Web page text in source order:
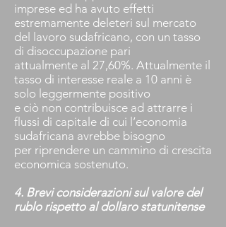
imprese ed ha avuto effetti
estremamente deleteri sul mercato
del lavoro sudafricano, con un tasso
di disoccupazione pari
attualmente al 27,60%. Attualmente il
tasso di interesse reale a 10 anni è
solo leggermente positivo
e ciò non contribuisce ad attrarre i
flussi di capitale di cui l’economia
sudafricana avrebbe bisogno
per riprendere un cammino di crescita
economica sostenuto.
4. Brevi considerazioni sul valore del
rublo rispetto al dollaro statunitense